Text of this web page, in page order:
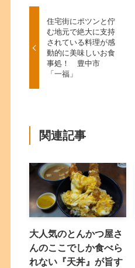
住宅街にポツンと佇
む地元で絶大に支持
されている料理が感
動的に美味しいお食
事処！ 豊中市
「一福」
関連記事
大人気のとんかつ屋さ
んのここでしか食べら
れない『天丼』が旨す